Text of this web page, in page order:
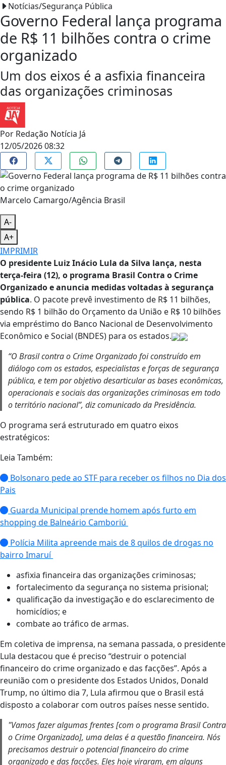
Notícias/Segurança Pública
Governo Federal lança programa
de R$ 11 bilhões contra o crime
organizado
Um dos eixos é a asfixia financeira
das organizações criminosas
Por Redação Notícia Já
12/05/2026 08:32
Marcelo Camargo/Agência Brasil
A-
A+
IMPRIMIR
O presidente Luiz Inácio Lula da Silva lança, nesta
terça-feira (12), o programa Brasil Contra o Crime
Organizado e anuncia medidas voltadas à segurança
pública. O pacote prevê investimento de R$ 11 bilhões,
sendo R$ 1 bilhão do Orçamento da União e R$ 10 bilhões
via empréstimo do Banco Nacional de Desenvolvimento
Econômico e Social (BNDES) para os estados.
“O Brasil contra o Crime Organizado foi construído em
diálogo com os estados, especialistas e forças de segurança
pública, e tem por objetivo desarticular as bases econômicas,
operacionais e sociais das organizações criminosas em todo
o território nacional”, diz comunicado da Presidência.
O programa será estruturado em quatro eixos
estratégicos:
Leia Também:
Bolsonaro pede ao STF para receber os filhos no Dia dos
Pais
Guarda Municipal prende homem após furto em
shopping de Balneário Camboriú
Polícia Milita apreende mais de 8 quilos de drogas no
bairro Imaruí
asfixia financeira das organizações criminosas;
fortalecimento da segurança no sistema prisional;
qualificação da investigação e do esclarecimento de
homicídios; e
combate ao tráfico de armas.
Em coletiva de imprensa, na semana passada, o presidente
Lula destacou que é preciso “destruir o potencial
financeiro do crime organizado e das facções”. Após a
reunião com o presidente dos Estados Unidos, Donald
Trump, no último dia 7, Lula afirmou que o Brasil está
disposto a colaborar com outros países nesse sentido.
"Vamos fazer algumas frentes [com o programa Brasil Contra
o Crime Organizado], uma delas é a questão financeira. Nós
precisamos destruir o potencial financeiro do crime
organizado e das facções. Eles hoje viraram, em alguns